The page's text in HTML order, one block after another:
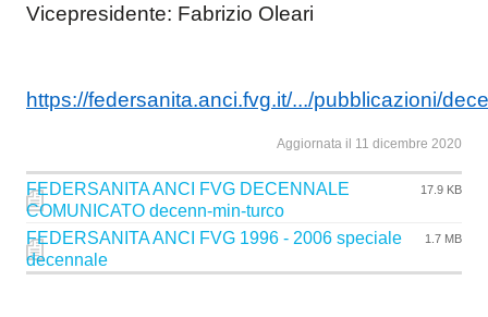
Vicepresidente: Fabrizio Oleari
https://federsanita.anci.fvg.it/.../pubblicazioni/
Aggiornata il 11 dicembre 2020
FEDERSANITA ANCI FVG DECENNALE
COMUNICATO decenn-min-turco
17.9 KB
FEDERSANITA ANCI FVG 1996 - 2006 speciale
decennale
1.7 MB